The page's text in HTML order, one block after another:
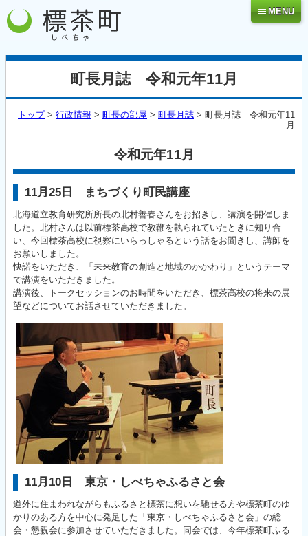
MENU
町長月誌 令和元年11月
トップ> 行政情報 > 町長の部屋 > 町長月誌 > 町長月誌 令和元年11
月
令和元年11月
11月25日 まちづくり町民講座
北海道立教育研究所所長の北村善春さんをお招きし、講演を開催しま
した。北村さんは以前標茶高校で教鞭を執られていたときに知り合
い、今回標茶高校に視察にいらっしゃるという話をお聞きし、講師を
お願いしました。
快諾をいただき、「未来教育の創造と地域のかかわり」というテーマ
で講演をいただきました。
講演後、トークセッションのお時間をいただき、標茶高校の将来の展
望などについてお話させていただきました。
11月10日 東京・しべちゃふるさと会
道外に住まわれながらもふるさと標茶に想いを馳せる方や標茶町のゆ
かりのある方を中心に発足した「東京・しべちゃふるさと会」の総
会・懇親会に参加させていただきました。同会では、今年標茶町ふる